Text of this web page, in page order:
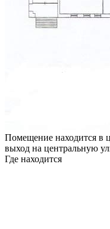
Помещение находится в
выход на центральную
Где находится